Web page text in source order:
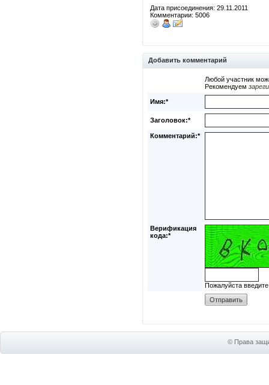
Дата присоединения: 29.11.2011
Комментарии: 5006
Добавить комментарий
Любой участник
Рекомендуем
Имя:*
Заголовок:*
Комментарий:*
Верификация
кода:*
Пожалуйста
© Права